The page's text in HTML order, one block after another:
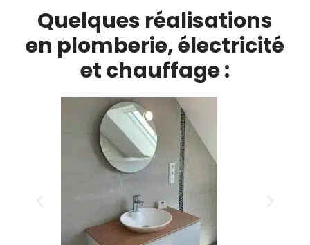
Quelques réalisations
en plomberie, électricité
et chauffage :